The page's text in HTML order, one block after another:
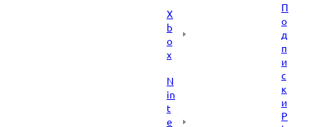
X
b
o
x
N
in
t
e
П
о
д
п
и
с
к
и
P